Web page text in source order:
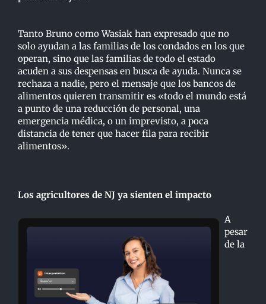
Tanto Bruno como Wasiak han expresado que no
solo ayudan a las familias de los condados en los que
operan, sino que las familias de todo el estado
acuden a sus despensas en busca de ayuda. Nunca se
rechaza a nadie, pero el mensaje que los bancos de
alimentos quieren transmitir es «todo el mundo está
a punto de una reducción de personal, una
emergencia médica, o un imprevisto, a poca
distancia de tener que hacer fila para recibir
alimentos».
Los agricultores de NJ ya sienten el impacto
A
pesar
de la